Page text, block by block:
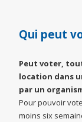
Qui peut
Peut voter,
location dans
par un
Pour pouvoir
moins six